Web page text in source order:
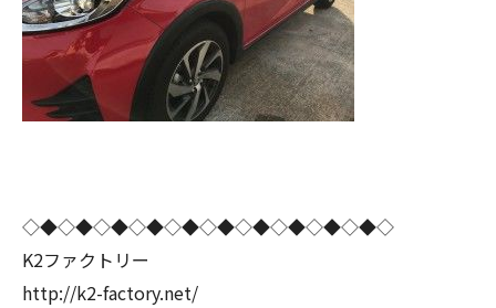
◇◆◇◆◇◆◇◆◇◆◇◆◇◆◇◆◇◆◇◆◇
K2ファクトリー
http://k2-factory.net/